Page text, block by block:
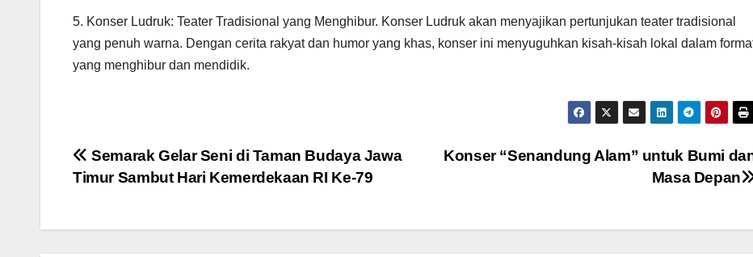
5. Konser Ludruk: Teater Tradisional yang Menghibur. Konser Ludruk akan menyajikan pertunjukan teater tradisional
yang penuh warna. Dengan cerita rakyat dan humor yang khas, konser ini menyuguhkan kisah-kisah lokal dalam
yang menghibur dan mendidik.
Navigasi
Konser “Senandung Alam” untuk Bumi
Masa Depan
Semarak Gelar Seni di Taman Budaya Jawa
Timur Sambut Hari Kemerdekaan RI Ke-79